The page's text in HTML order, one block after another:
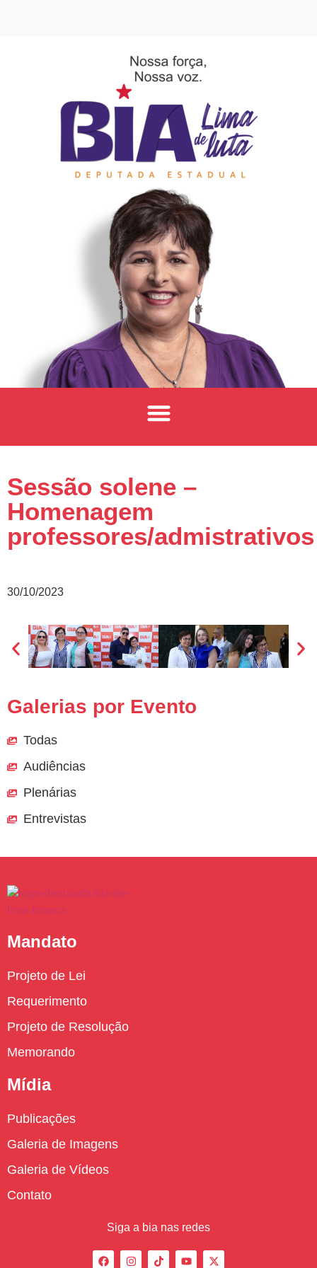
Sessão solene –
Homenagem
professores/admistrativos
30/10/2023
Galerias por Evento
Todas
Audiências
Plenárias
Entrevistas
Mandato
Projeto de Lei
Requerimento
Projeto de Resolução
Memorando
Mídia
Publicações
Galeria de Imagens
Galeria de Vídeos
Contato
Siga a bia nas redes